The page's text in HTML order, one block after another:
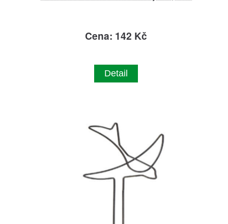
Cena: 142 Kč
Detail